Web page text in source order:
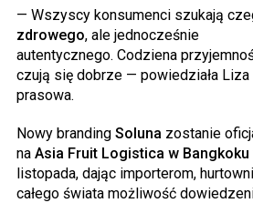
— Wszyscy konsumenci szukają
zdrowego, ale jednocześnie
autentycznego. Codziena
czują się dobrze — powiedziała
prasowa.
Nowy branding Soluna zostanie
na Asia Fruit Logistica w Bangkoku
listopada, dając importerom,
całego świata możliwość